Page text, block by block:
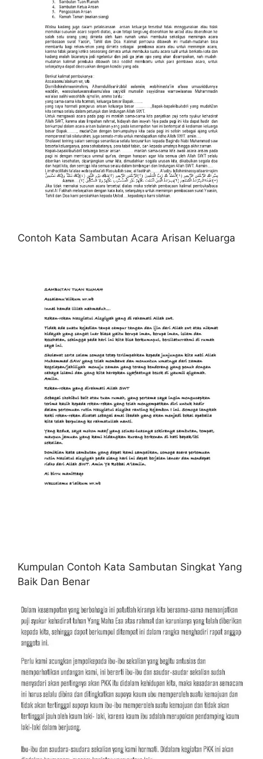
Contoh Kata Sambutan Acara Arisan Keluarga
Kumpulan Contoh Kata Sambutan Singkat Yang
Baik Dan Benar